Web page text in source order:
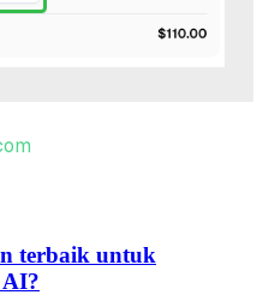
terbaik untuk
AI?